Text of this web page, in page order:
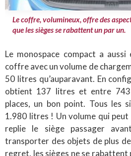
Le coffre, volumineux, offre des
que les sièges se rabattent un par un.
Le monospace compact a
coffre avec un volume de
50 litres qu’auparavant. En
obtient 137 litres et entre
places, un bon point. Tous les
1.980 litres ! Un volume qui peut
replie le siège passager
transporter des objets de plus
regret, les sièges ne se rabattent